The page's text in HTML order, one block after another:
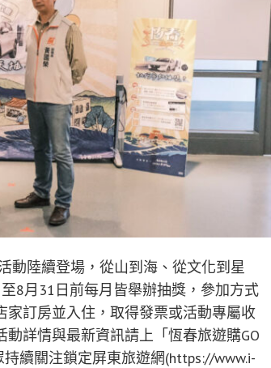
動陸續登場，從山到海、從文化到星
8月31日前每月皆舉辦抽獎，參加方式
訂房並入住，取得發票或活動專屬收
詳情與最新資訊請上「恆春旅遊購GO
續關注鎖定屏東旅遊網(https://www.i-